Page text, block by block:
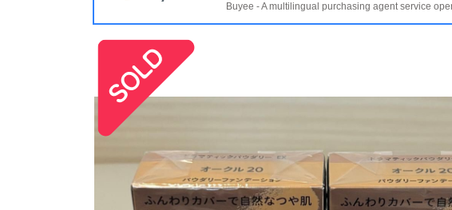
Buyee - A multilingual purchasing agent service